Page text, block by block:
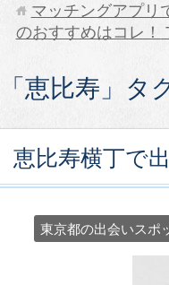
マッチングアプリ
のおすすめはコレ！
「恵比寿」タ
恵比寿横丁で
東京都の出会いスポ